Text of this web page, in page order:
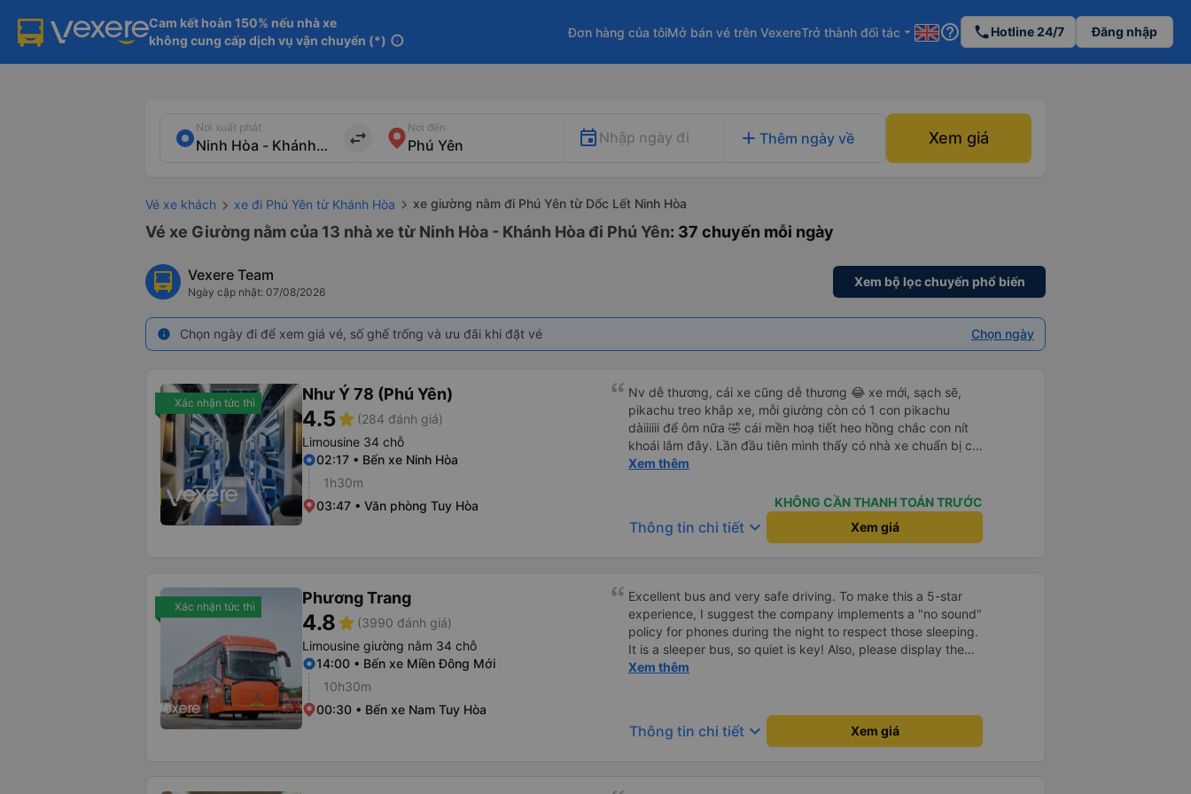
Cam kết hoàn 150% nếu nhà xe
không cung cấp dịch vụ vận chuyển (*) info
Đơn hàng của tôiMở bán vé trên VexereTrở thành đối tác arrow_drop_down help_outline phoneHotline 24/7 Đăng nhập
Nơi xuất phát
import_export
Nơi đến
Nhập ngày đi add Thêm ngày về Xem giá
Vé xe khách xe đi Phú Yên từ Khánh Hòa xe giường nằm đi Phú Yên từ Dốc Lết Ninh Hòa
Vé xe Giường nằm của 13 nhà xe từ Ninh Hòa - Khánh Hòa đi Phú Yên: 37 chuyến mỗi ngày
Vexere Team
Ngày cập nhật: 07/08/2026
Xem bộ lọc chuyến phổ biến
info Chọn ngày đi để xem giá vé, số ghế trống và ưu đãi khi đặt vé Chọn ngày
Xác nhận tức thì Như Ý 78 (Phú Yên)
4.5star (284 đánh giá)
Limousine 34 chỗ
02:17 • Bến xe Ninh Hòa
1h30m
03:47 • Văn phòng Tuy Hòa
Nv dễ thương, cái xe cũng dễ thương 😂 xe mới, sạch sẽ,
pikachu treo khắp xe, mỗi giường còn có 1 con pikachu
dàiiiiii để ôm nữa 🤣 cái mền hoạ tiết heo hồng chắc con nít
khoái lắm đây. Lần đầu tiên mình thấy có nhà xe chuẩn bị cả
bàn chải đánh răng. Có 2 ông bà cụ lên xe còn được nv dẫn
Xem thêm
KHÔNG CẦN THANH TOÁN TRƯỚC
Thông tin chi tiết keyboard_arrow_down Xem giá
Xác nhận tức thì Phương Trang
4.8star (3990 đánh giá)
Limousine giường nằm 34 chỗ
14:00 • Bến xe Miền Đông Mới
10h30m
00:30 • Bến xe Nam Tuy Hòa
Excellent bus and very safe driving. To make this a 5-star
experience, I suggest the company implements a "no sound"
policy for phones during the night to respect those sleeping.
It is a sleeper bus, so quiet is key! Also, please display the
Wi-Fi password clearly inside the cabin for convenience. I
hơn, tôi góp ý nhà xe nên có quy định rõ ràng về việc giữ im
lặng (tắt âm thanh điện thoại) vào ban đêm để tránh làm
Xem thêm
Thông tin chi tiết keyboard_arrow_down Xem giá